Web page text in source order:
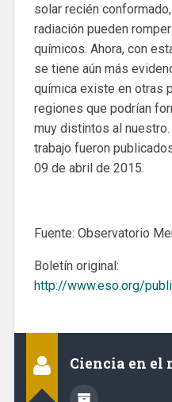
solar recién
radiación pueden
químicos. Ahora, con
se tiene aún más
química existe en otras
regiones que podrían
muy distintos al
trabajo fueron
09 de abril de 2015.
Fuente: Observatorio
Boletín original:
http://www.eso.org/
Ciencia en el